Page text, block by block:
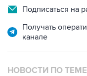
Подписаться на
Получать
канале
НОВОСТИ ПО ТЕМЕ